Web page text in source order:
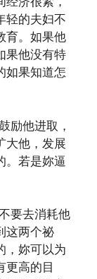
轻的夫妇不
育。如果他
果他没有特
如果知道怎
他进取，
大他，发展
。若是妳逼
要去消耗他
这两个祕
，妳可以为
更高的目